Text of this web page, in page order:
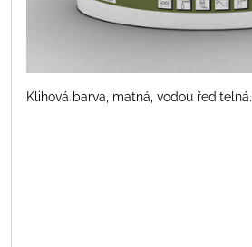
Klihová barva, matná, vodou ředitelná.